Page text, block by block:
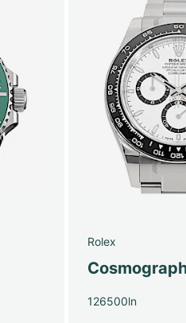
Rolex
126500ln